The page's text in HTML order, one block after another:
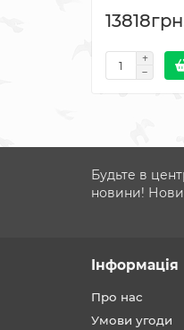
Будьте в
новини!
Інформація
Про нас
Умови угоди